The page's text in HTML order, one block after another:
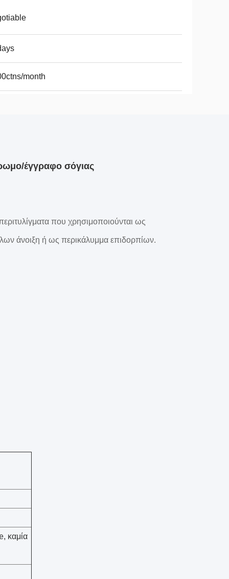
month
έγγραφο σόγιας
που χρησιμοποιούνται ως
άνοιξη ή ως περικάλυμμα επιδορπίων.
καμία